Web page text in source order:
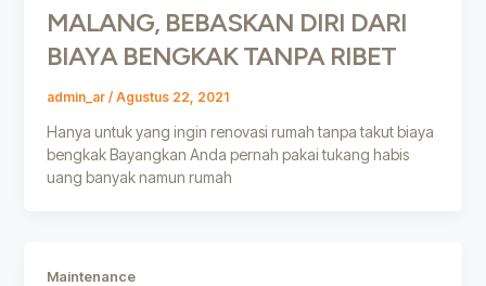
MALANG, BEBASKAN DIRI DARI
BIAYA BENGKAK TANPA RIBET
admin_ar / Agustus 22, 2021
Hanya untuk yang ingin renovasi rumah tanpa takut biaya
bengkak Bayangkan Anda pernah pakai tukang habis
uang banyak namun rumah
Maintenance